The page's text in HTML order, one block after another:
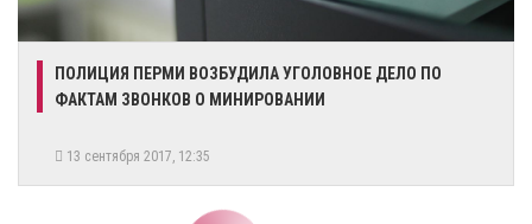
ПОЛИЦИЯ ПЕРМИ ВОЗБУДИЛА УГОЛОВНОЕ ДЕЛО ПО
ФАКТАМ ЗВОНКОВ О МИНИРОВАНИИ
13 сентября 2017, 12:35